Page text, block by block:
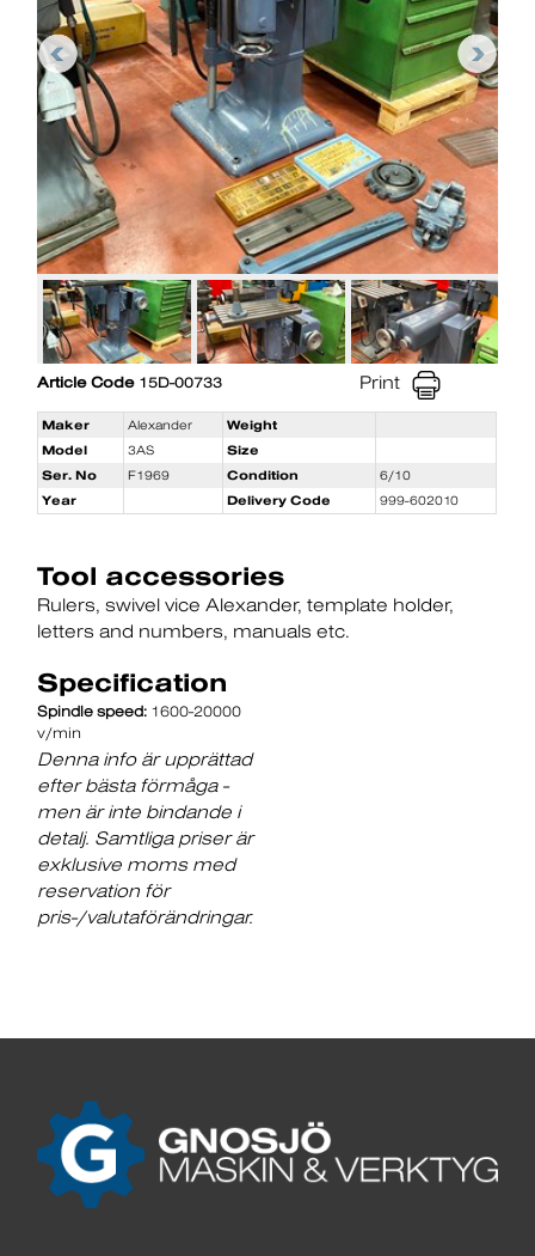
Article Code15D-00733 Print
Maker Alexander
Weight
Model
3AS
Size
Ser. No
F1969 Condition
6/10
Year
Delivery Code 999-602010
Tool accessories
Rulers swivel vice Alexander template holder
letters and numbers manuals etc.
Specification
Spindle speed: 1600-20000
v/min
Denna info är upprättad
efter bästa förmåga -
men är inte bindande i
detalj. Samtliga priser är
exklusive moms med
reservation för
pris-/valutaförändringar.